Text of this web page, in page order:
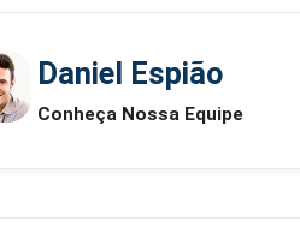
Daniel Espião
Conheça Nossa Equipe